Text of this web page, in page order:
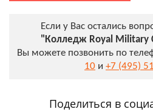
Если у Вас остались
"Колледж Royal Military
Вы можете позвонить по
10 и +7 (495)
Поделиться в